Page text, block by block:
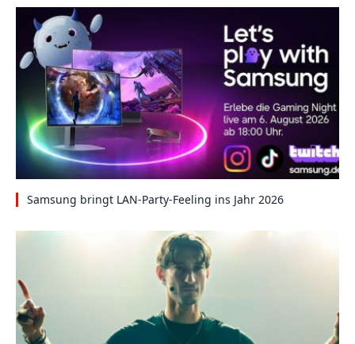
Samsung bringt LAN-Party-Feeling ins Jahr 2026